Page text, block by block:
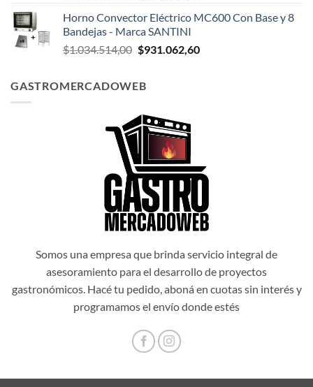
original
era:
$1.047.174,00.
actual
$942.456,60.
Horno Convector Eléctrico MC600 Con Base y 8
Bandejas - Marca SANTINI
$1.034.514,00 El
era:
$931.062,60El
GASTROMERCADOWEB
Somos una empresa que brinda servicio integral de
asesoramiento para el desarrollo de proyectos
gastronómicos. Hacé tu pedido, aboná en cuotas sin interés y
programamos el envío donde estés